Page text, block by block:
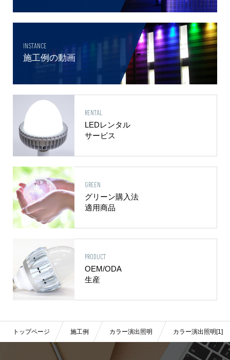
INSTANCE
施工例の動画
RENTAL
LEDレンタル
サービス
GREEN
グリーン購入法
適用商品
PRODUCT
OEM/ODA
生産
トップページ 施工例 カラー演出照明 カラー演出照明[1]